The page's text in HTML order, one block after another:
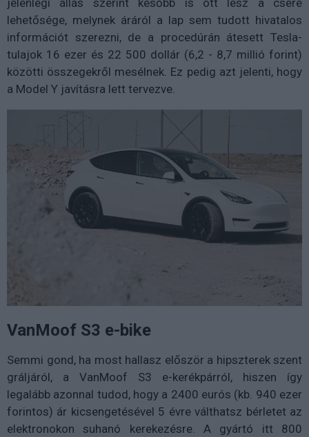
lehetősége, melynek áráról a lap sem tudott hivatalos
információt szerezni, de a procedúrán átesett Tesla-
tulajok 16 ezer és 22 500 dollár (6,2 - 8,7 millió forint)
közötti összegekről mesélnek. Ez pedig azt jelenti, hogy
a Model Y javításra lett tervezve.
VanMoof S3 e-bike
Semmi gond, ha most hallasz először a hipszterek szent
gráljáról, a VanMoof S3 e-kerékpárról, hiszen így
legalább azonnal tudod, hogy a 2400 eurós (kb. 940 ezer
forintos) ár kicsengetésével 5 évre válthatsz bérletet az
elektronokon suhanó kerekezésre. A gyártó itt 800